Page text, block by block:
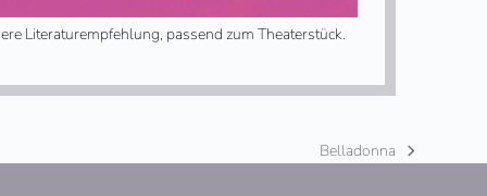
Literaturempfehlung, passend zum Theaterstück.
Nächster
Belladonna